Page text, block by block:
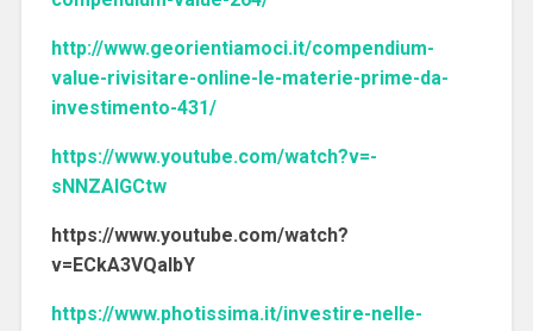
http://www.georientiamoci.it/compendium-
value-rivisitare-online-le-materie-prime-da-
investimento-431/
https://www.youtube.com/watch?v=-
sNNZAlGCtw
https://www.youtube.com/watch?
v=ECkA3VQaIbY
https://www.photissima.it/investire-nelle-